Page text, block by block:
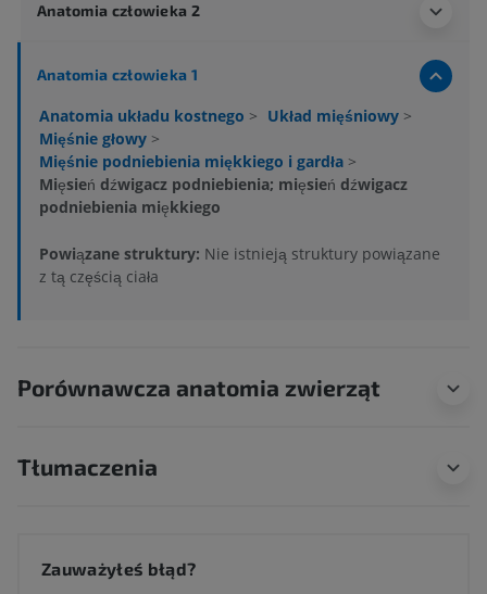
Anatomia człowieka 2
Anatomia człowieka 1
Anatomia układu kostnego > Układ mięśniowy >
Mięśnie głowy >
Mięśnie podniebienia miękkiego i gardła >
Mięsień dźwigacz podniebienia; mięsień dźwigacz
podniebienia miękkiego
Powiązane struktury: Nie istnieją struktury powiązane
z tą częścią ciała
Porównawcza anatomia zwierząt
Tłumaczenia
Zauważyłeś błąd?